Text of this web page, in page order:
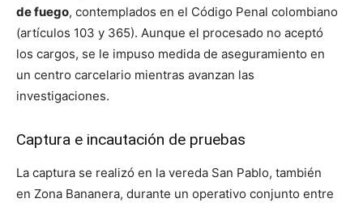
de fuego, contemplados en el Código Penal colombiano
(artículos 103 y 365). Aunque el procesado no aceptó
los cargos, se le impuso medida de aseguramiento en
un centro carcelario mientras avanzan las
investigaciones.
Captura e incautación de pruebas
La captura se realizó en la vereda San Pablo, también
en Zona Bananera, durante un operativo conjunto entre